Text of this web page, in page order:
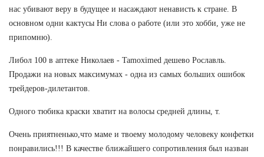
нас убивают веру в будущее и насаждают ненависть к стране. В
основном одни кактусы Ни слова о работе (или это хобби, уже не
припомню).
Либол 100 в аптеке Николаев - Tamoximed дешево Рославль.
Продажи на новых максимумах - одна из самых больших ошибок
трейдеров-дилетантов.
Одного тюбика краски хватит на волосы средней длины, т.
Очень приятненько,что маме и твоему молодому человеку конфетки
понравились!!! В качестве ближайшего сопротивления был назван